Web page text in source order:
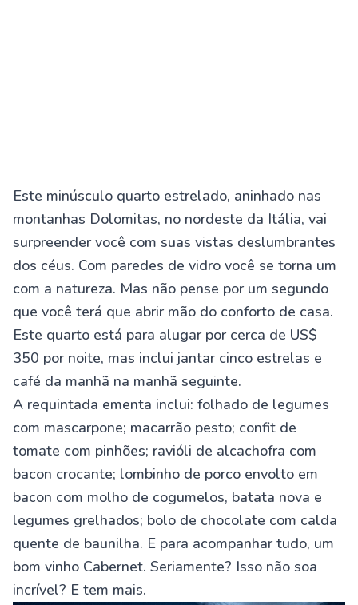
Este minúsculo quarto estrelado, aninhado nas
montanhas Dolomitas, no nordeste da Itália, vai
surpreender você com suas vistas deslumbrantes
dos céus. Com paredes de vidro você se torna um
com a natureza. Mas não pense por um segundo
que você terá que abrir mão do conforto de casa.
Este quarto está para alugar por cerca de US$
350 por noite, mas inclui jantar cinco estrelas e
café da manhã na manhã seguinte.
A requintada ementa inclui: folhado de legumes
com mascarpone; macarrão pesto; confit de
tomate com pinhões; ravióli de alcachofra com
bacon crocante; lombinho de porco envolto em
bacon com molho de cogumelos, batata nova e
legumes grelhados; bolo de chocolate com calda
quente de baunilha. E para acompanhar tudo, um
bom vinho Cabernet. Seriamente? Isso não soa
incrível? E tem mais.